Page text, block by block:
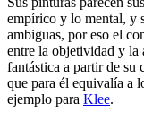
empírico y lo mental, y
ambiguas, por eso el
entre la objetividad y la
fantástica a partir de su
que para él equivalía a
ejemplo para Klee.